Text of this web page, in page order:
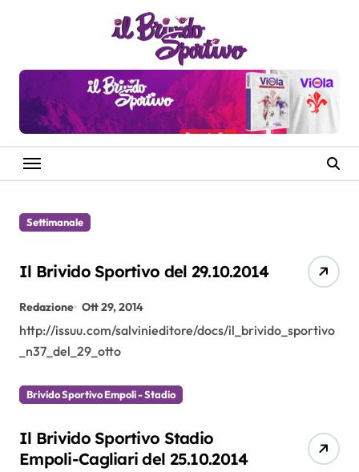
Settimanale
Il Brivido Sportivo del 29.10.2014
Redazione Ott 29, 2014
http://issuu.com/salvinieditore/docs/il_brivido_sportivo
_n37_del_29_otto
Brivido Sportivo Empoli - Stadio
Il Brivido Sportivo Stadio
Empoli-Cagliari del 25.10.2014